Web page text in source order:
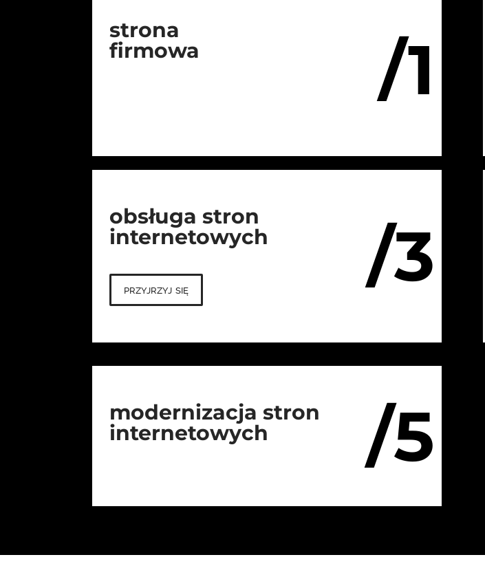
/1
strona
firmowa
/3
obsługa stron
internetowych
przyjrzyj się
/5
modernizacja stron
internetowych